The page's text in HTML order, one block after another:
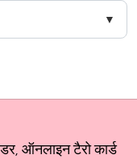
ऑनलाइन टैरो कार्ड